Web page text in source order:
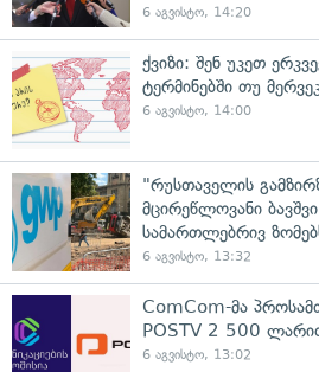
6 აგვისტო, 14:20
ქვიზი: შენ უკეთ
ტერმინებში თუ
6 აგვისტო, 14:00
"რუსთაველის
მცირეწლოვანი
სამართლებრივ
6 აგვისტო, 13:32
ComCom-მა
POSTV 2 500
6 აგვისტო, 13:02